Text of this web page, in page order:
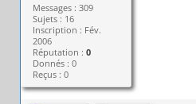
Messages : 309
Sujets : 16
Inscription : Fév.
2006
Réputation :0
Donnés : 0
Reçus : 0